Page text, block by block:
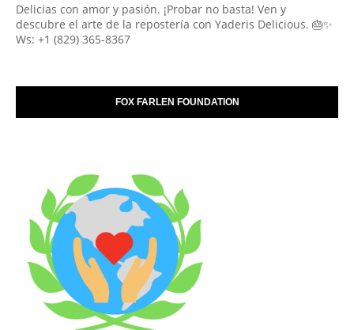
Delicias con amor y pasión. ¡Probar no basta! Ven y
descubre el arte de la repostería con Yaderis Delicious. 🎂✨
Ws: +1 (829) 365-8367
FOX FARLEN FOUNDATION